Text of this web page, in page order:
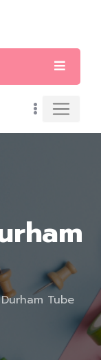
Tube